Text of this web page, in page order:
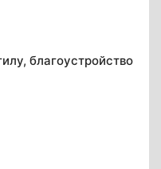
благоустройство